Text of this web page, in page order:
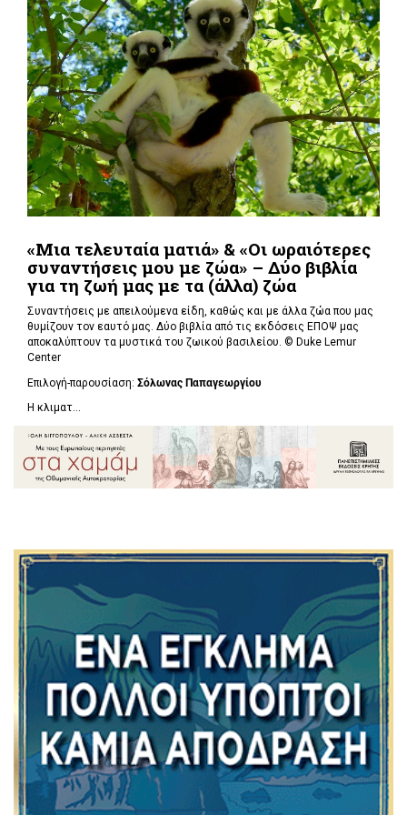
«Μια τελευταία ματιά» & «Οι ωραιότερες
συναντήσεις μου με ζώα» – Δύο βιβλία
για τη ζωή μας με τα (άλλα) ζώα
Συναντήσεις με απειλούμενα είδη, καθώς και με άλλα ζώα που μας
θυμίζουν τον εαυτό μας. Δύο βιβλία από τις εκδόσεις ΕΠΟΨ μας
αποκαλύπτουν τα μυστικά του ζωικού βασιλείου. © Duke Lemur
Center
Επιλογή-παρουσίαση: Σόλωνας Παπαγεωργίου
Η κλιματ...